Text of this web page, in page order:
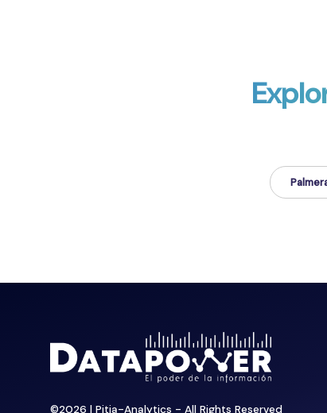
©2026 | Pitia-Analytics - All Rights Reserved